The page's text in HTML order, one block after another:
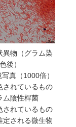
異物（グラム染
色後）
真（1000倍）
されているもの
ム陰性桿菌
されているもの
定される微生物